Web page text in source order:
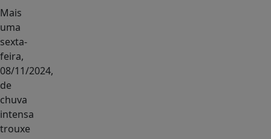
Mais
uma
sexta-
feira,
08/11/2024,
de
chuva
intensa
trouxe